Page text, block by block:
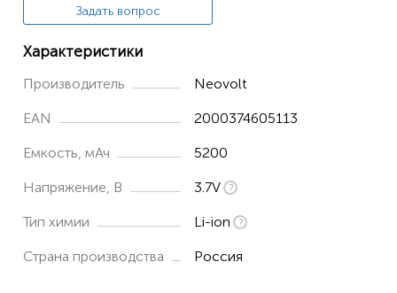
Задать вопрос
Характеристики
Производитель Neovolt
EAN 2000374605113
Емкость, мАч 5200
Напряжение, В 3.7V
Тип химии Li-ion
Страна производства Россия